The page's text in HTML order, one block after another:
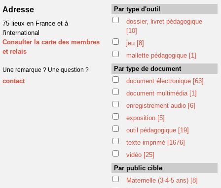
Adresse
75 lieux en France et à
l'international
Consulter la carte des membres
et relais
Une remarque ? Une question ?
contact
Par type d'outil
dossier, livret pédagogique
[10]
jeu [8]
mallette pédagogique [1]
Par type de document
document électronique [63]
document multimédia [1]
enregistrement audio [6]
exposition [5]
outil pédagogique [19]
texte imprimé [1676]
vidéo [25]
Par public cible
Maternelle (3-4-5 ans) [8]